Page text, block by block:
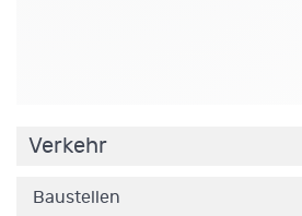
Verkehr
Baustellen